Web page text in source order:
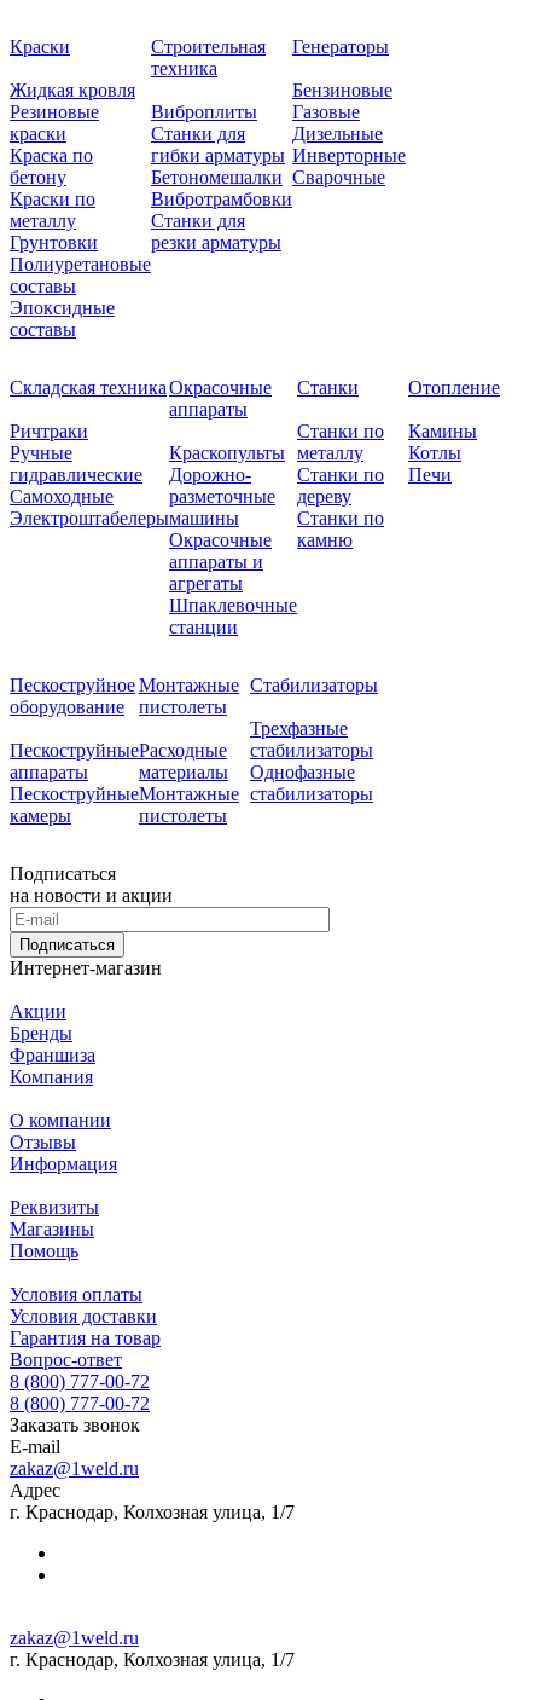
Краски
Жидкая кровля
Резиновые
краски
Краска по
бетону
Краски по
металлу
Грунтовки
Полиуретановые
составы
Эпоксидные
составы
Строительная
техника
Виброплиты
Станки для
гибки арматуры
Бетономешалки
Вибротрамбовки
Станки для
резки арматуры
Генераторы
Бензиновые
Газовые
Дизельные
Инверторные
Сварочные
Складская техника
Ричтраки
Ручные
гидравлические
Самоходные
Электроштабелеры
Окрасочные
аппараты
Краскопульты
Дорожно-
разметочные
машины
Окрасочные
аппараты и
агрегаты
Шпаклевочные
станции
Станки
Станки по
металлу
Станки по
дереву
Станки по
камню
Отопление
Камины
Котлы
Печи
Пескоструйное
оборудование
Пескоструйные
аппараты
Пескоструйные
камеры
Монтажные
пистолеты
Расходные
материалы
Монтажные
пистолеты
Стабилизаторы
Трехфазные
стабилизаторы
Однофазные
стабилизаторы
Подписаться
на новости и акции
Подписаться
Интернет-магазин
Акции
Бренды
Франшиза
Компания
О компании
Отзывы
Информация
Реквизиты
Магазины
Помощь
Условия оплаты
Условия доставки
Гарантия на товар
Вопрос-ответ
8 (800) 777-00-72
8 (800) 777-00-72
Заказать звонок
E-mail
zakaz@1weld.ru
Адрес
г. Краснодар, Колхозная улица, 1/7
zakaz@1weld.ru
г. Краснодар, Колхозная улица, 1/7